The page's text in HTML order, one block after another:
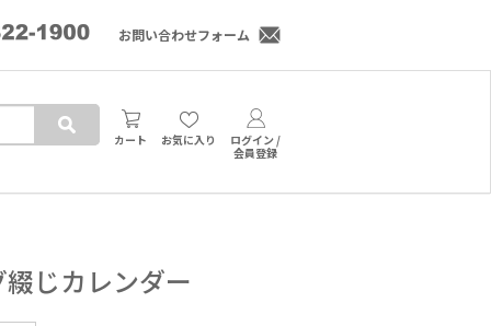
お問い合わせフォーム
カート お気に入り
ログイン /
会員登録
じカレンダー